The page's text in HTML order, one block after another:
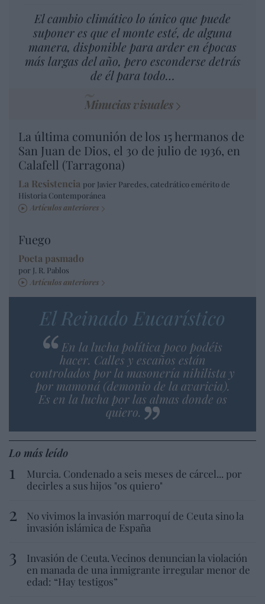
El cambio climático lo único que puede
suponer es que el monte esté, de alguna
manera, disponible para arder en épocas
más largas del año, pero esconderse detrás
de él para todo…
Minucias visuales
La última comunión de los 15 hermanos de
San Juan de Dios, el 30 de julio de 1936, en
Calafell (Tarragona)
La Resistencia por Javier Paredes, catedrático emérito de
Historia Contemporánea
Artículos anteriores
Fuego
Poeta pasmado
por J. R. Pablos
Artículos anteriores
El Reinado Eucarístico
En la lucha política poco podéis
hacer. Calles y escaños están
controlados por la masonería nihilista y
por mamoná (demonio de la avaricia).
Es en la lucha por las almas donde os
quiero.
Lo más leído
Murcia. Condenado a seis meses de cárcel... por
decirles a sus hijos "os quiero"
No vivimos la invasión marroquí de Ceuta sino la
invasión islámica de España
Invasión de Ceuta. Vecinos denuncian la violación
en manada de una inmigrante irregular menor de
edad: “Hay testigos”